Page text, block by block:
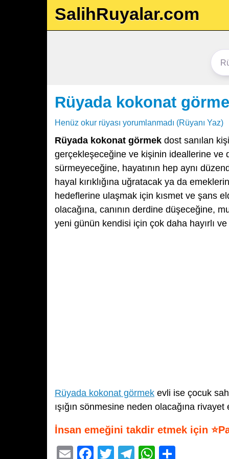
SalihRuyalar.com
Rüyada kokonat
Henüz okur rüyası yorumlanmadı (Rüyanı Yaz)
Rüyada kokonat görmek dost sanılan
gerçekleşeceğine ve kişinin ideallerine ve
sürmeyeceğine, hayatının hep aynı
hayal kırıklığına uğratacak ya da
hedeflerine ulaşmak için kısmet ve şans
olacağına, canının derdine düşeceğine,
yeni günün kendisi için çok daha hayırlı ve
Rüyada kokonat görmek evli ise çocuk
ışığın sönmesine neden olacağına rivayet
İnsan emeğini takdir etmek için
E
F
T
T
W